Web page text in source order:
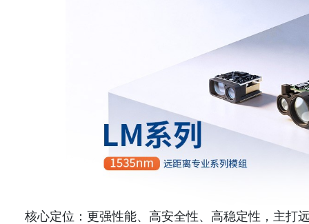
核心定位：更强性能、高安全性、高稳定性，主打